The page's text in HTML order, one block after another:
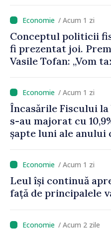
/ Acum 1 zi
Conceptul politicii
fi prezentat joi.
Vasile Tofan: „Vom
încuraja investițiile,
taxa mai mult viciile și
foarte atent vom
anumite taxe”
/ Acum 1 zi
Încasările Fiscului
s-au majorat cu
șapte luni ale anului
/ Acum 1 zi
Leul își continuă
față de principalele
/ Acum 2 zile